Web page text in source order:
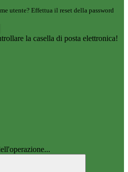
utente? Effettua il reset della password
la casella di posta elettronica!